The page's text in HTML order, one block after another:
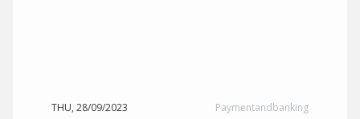
THU, 28/09/2023 Paymentandbanking